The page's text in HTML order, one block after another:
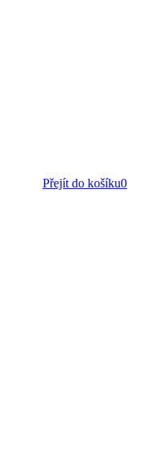
Přejít do košíku0